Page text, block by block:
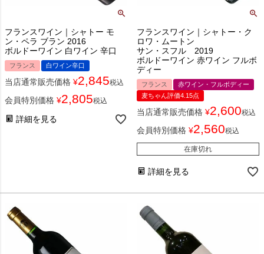
フランスワイン｜シャトー モ
ン・ペラ ブラン 2016
ボルドーワイン 白ワイン 辛口
フランス 白ワイン辛口
当店通常販売価格 ¥2,845税込
会員特別価格 ¥2,805税込
詳細を見る
フランスワイン｜シャトー・ク
ロワ・ムートン
サン・スフル 2019
ボルドーワイン 赤ワイン フルボ
ディー
フランス
赤ワイン・フルボディー
麦ちゃん評価4.15点
当店通常販売価格 ¥2,600税込
会員特別価格 ¥2,560税込
在庫切れ
詳細を見る